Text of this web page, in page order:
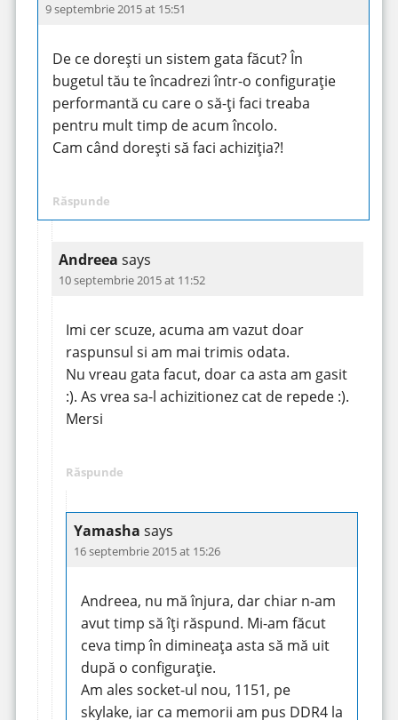
9 septembrie 2015 at 15:51
De ce dorești un sistem gata făcut? În
bugetul tău te încadrezi într-o configurație
performantă cu care o să-ți faci treaba
pentru mult timp de acum încolo.
Cam când dorești să faci achiziția?!
Răspunde
Andreea says
10 septembrie 2015 at 11:52
Imi cer scuze, acuma am vazut doar
raspunsul si am mai trimis odata.
Nu vreau gata facut, doar ca asta am gasit
:). As vrea sa-l achizitionez cat de repede :).
Mersi
Răspunde
Yamasha says
16 septembrie 2015 at 15:26
Andreea, nu mă înjura, dar chiar n-am
avut timp să îți răspund. Mi-am făcut
ceva timp în dimineața asta să mă uit
după o configurație.
Am ales socket-ul nou, 1151, pe
skylake, iar ca memorii am pus DDR4 la